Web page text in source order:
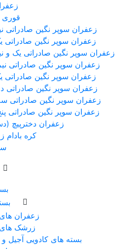
قوری
زعفران سوپر نگین صادراتی
زعفران سوپر نگین صادراتی
زعفران سوپر نگین صادراتی یک و
زعفران سوپر نگین صادراتی
زعفران سوپر نگین صادراتی
زعفران سوپر نگین صادراتی
زعفران سوپر نگین صادراتی
زعفران سوپر نگین صادراتی
زعفران دخترپیچ
کره بادام
زعفران
زرشک های
بسته های کادویی آجیل و